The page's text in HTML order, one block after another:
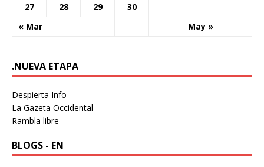
« Mar May »
27
28 29 30
.NUEVA ETAPA
Despierta Info
La Gazeta Occidental
Rambla libre
BLOGS - EN